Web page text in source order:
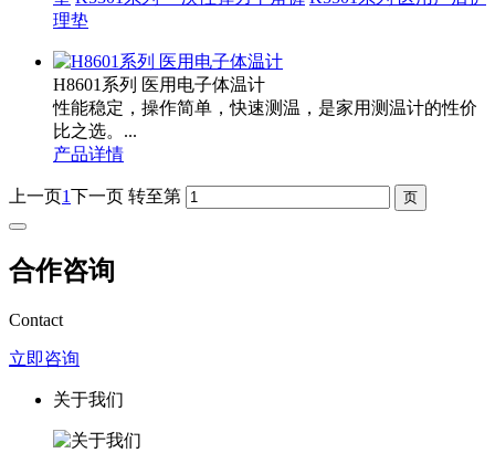
理垫
H8601系列 医用电子体温计
性能稳定，操作简单，快速测温，是家用测温计的性价
比之选。...
产品详情
上一页1下一页 转至第
合作咨询
Contact
立即咨询
关于我们